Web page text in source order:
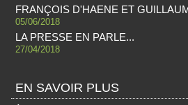
FRANÇOIS D'HAENE ET
05/06/2018
LA PRESSE EN PARLE...
27/04/2018
EN SAVOIR PLUS